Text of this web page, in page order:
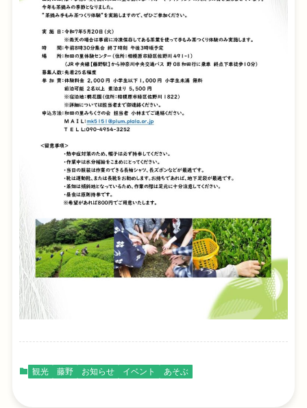
観光 藤野 お知らせ イベント あそぶ